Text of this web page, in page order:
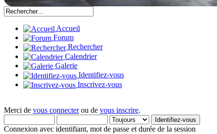
Accueil
Forum
Rechercher
Calendrier
Galerie
Identifiez-vous
Inscrivez-vous
Merci de vous connecterou de vous inscrire.
Connexion avec identifiant, mot de passe et durée de la session